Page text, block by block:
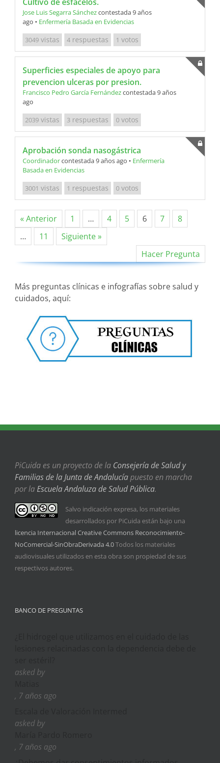
Jose Luis Segarra Sánchezcontestada 9 años
ago • Enfermería Basada en Evidencias
3049 vistas 4 respuestas 1 votos
Superficies especiales de apoyo para
prevencion ulceras por presion.
Francisco Pedro García Fernándezcontestada 9 años
ago
2039 vistas 3 respuestas 0 votos
Aprobación sonda nasogástrica
Coordinadorcontestada 9 años ago • Enfermería
Basada en Evidencias
3001 vistas 1 respuestas 0 votos
« Anterior 1 … 4 5 6 7
8
…
11
Siguiente »
Hacer Pregunta
Más preguntas clínicas e infografías sobre salud y
cuidados, aquí:
PiCuida es un proyecto de la Consejería de Salud y
Familias de la Junta de Andalucíapuesto en marcha
por laEscuela Andaluza de Salud Pública.
Salvo indicación expresa, los materiales
desarrollados por PiCuida están bajo una
licencia Internacional Creative Commons Reconocimiento-
NoComercial-SinObraDerivada 4.0Todos los materiales
audiovisuales utilizados en esta obra son propiedad de sus
respectivos autores.
BANCO DE PREGUNTAS
asked by
, 7 años ago
asked by
, 7 años ago